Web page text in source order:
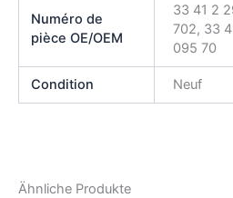
Numéro de
pièce OE/OEM
33 41 2
702, 33
095 70
Condition Neuf
Ähnliche Produkte